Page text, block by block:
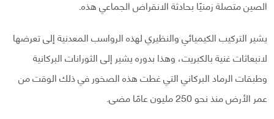
الصين متصلة زمنيًا بحادثة الانقراض الجماعي هذه.
يشير التركيب الكيميائي والنظيري لهذه الرواسب المعدنية إلى تعرضها
لانبعاثات غنية بالكبريت، وهذا بدوره يشير إلى الثورانات البركانية
وطبقات الرماد البركاني التي غطت هذه الصخور في ذلك الوقت من
عمر الأرض منذ نحو 250 مليون عامًا مضى.